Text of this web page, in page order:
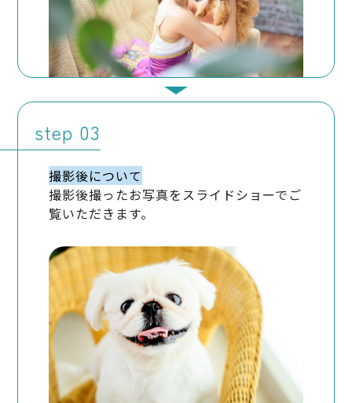
step
撮影後について
撮影後撮ったお写真をスライドショーでご
覧いただきます。
住所：愛知県名古屋市天白区原5-1406-101
社名：株式会社ミヤビフォトプランニング
代表者氏名：脇田 博史
電話番号：052-838-9520
Eメールアドレス：info@dearstudio.net